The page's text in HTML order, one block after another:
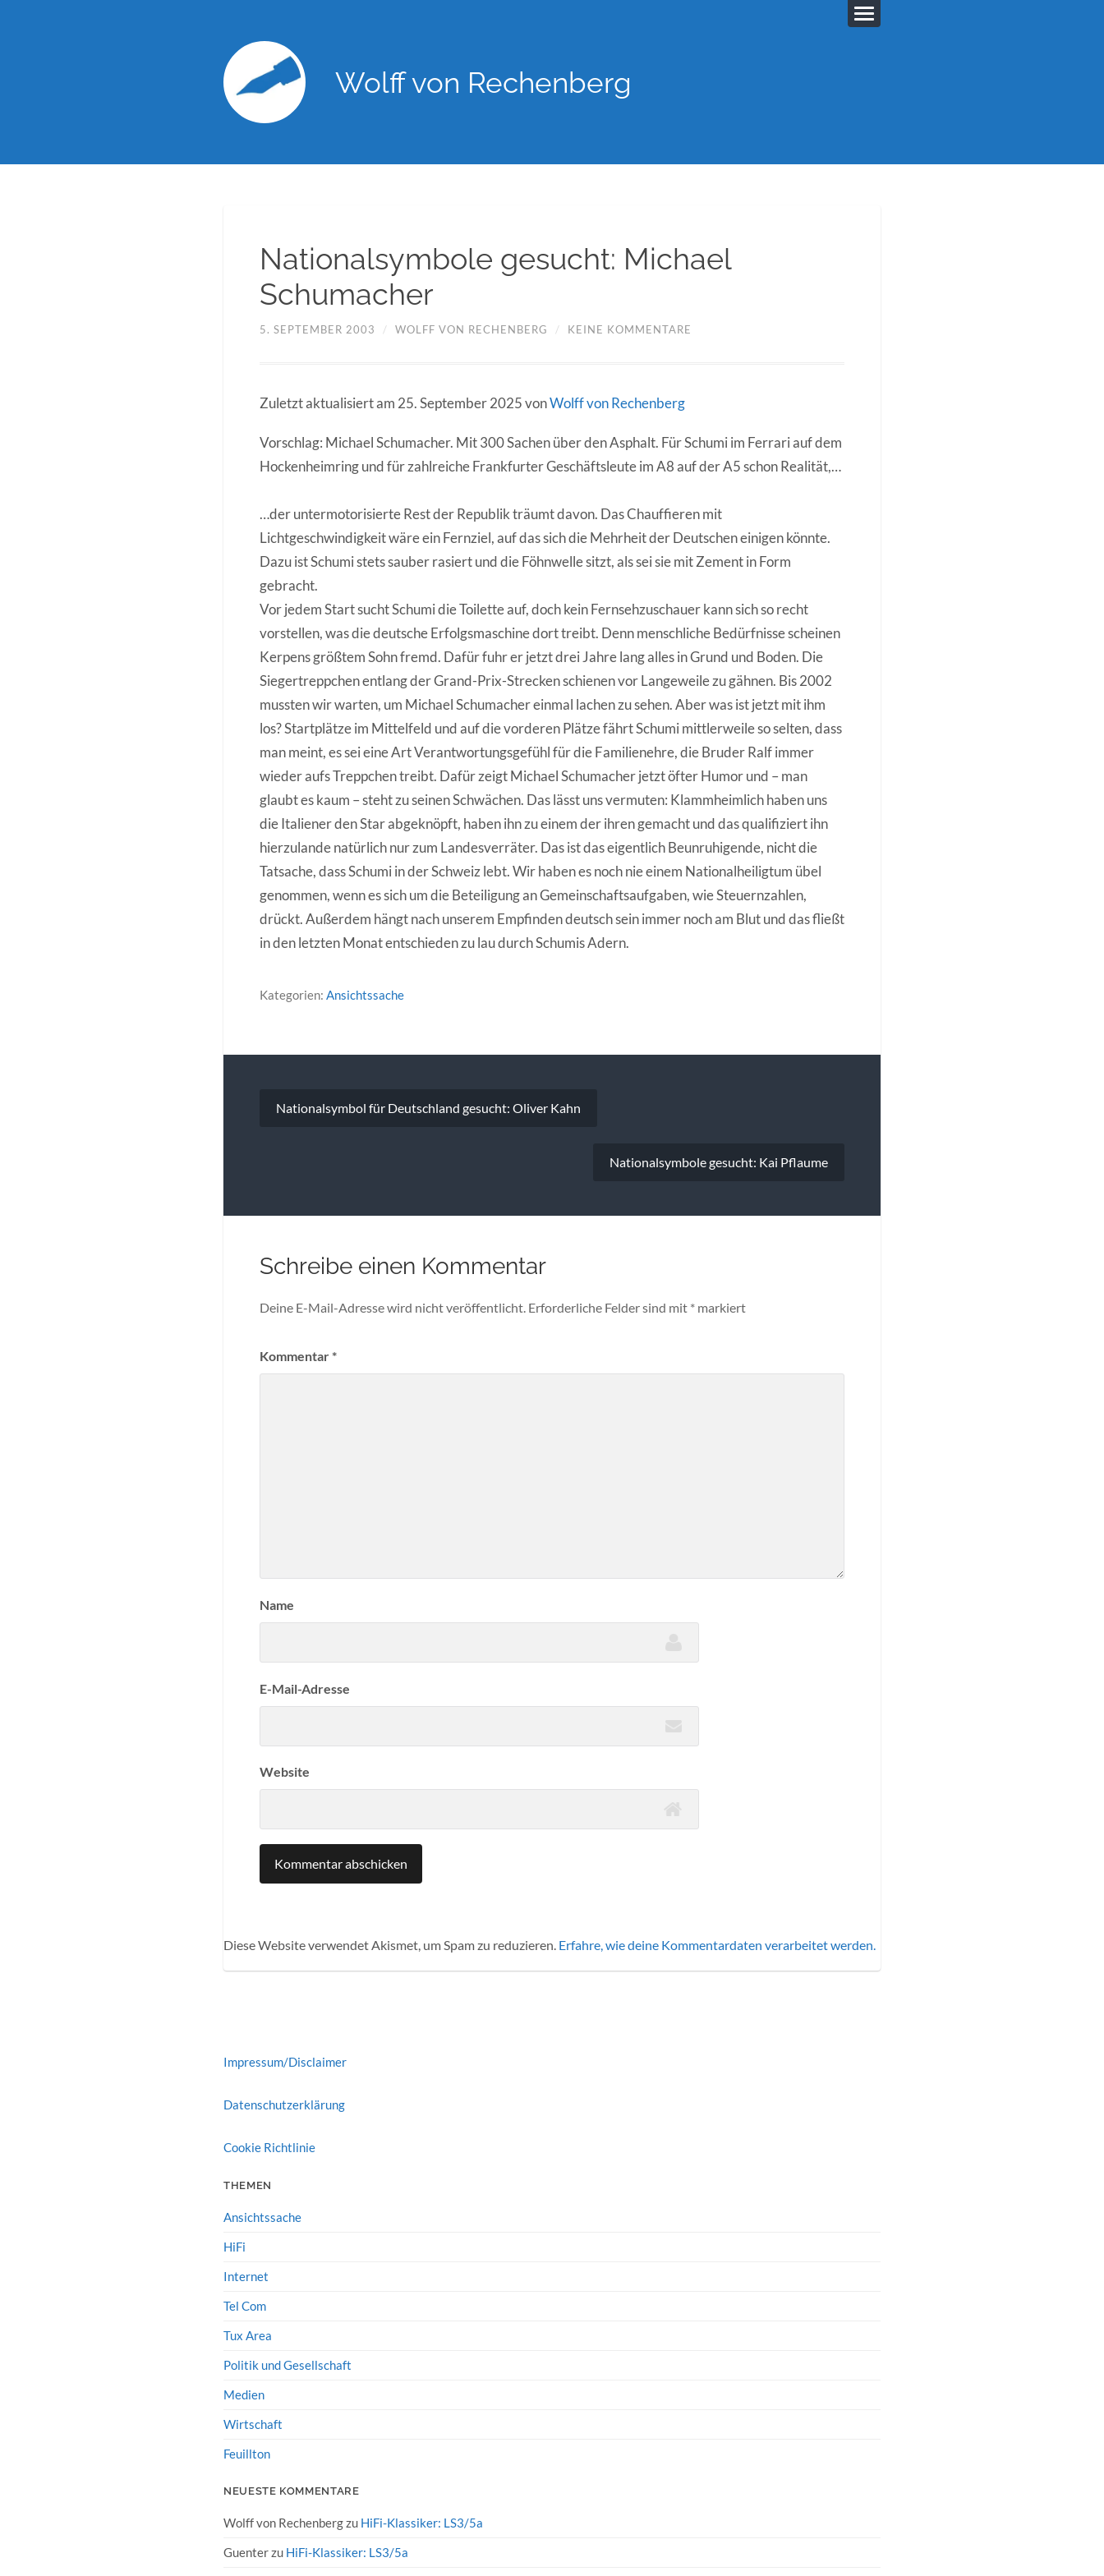
Wolff von Rechenberg
Nationalsymbole gesucht: Michael
Schumacher
5. SEPTEMBER 2003 / WOLFF VON RECHENBERG / KEINE KOMMENTARE
Zuletzt aktualisiert am 25. September 2025 vonWolff von Rechenberg
Vorschlag: Michael Schumacher. Mit 300 Sachen über den Asphalt. Für Schumi im Ferrari auf dem
Hockenheimring und für zahlreiche Frankfurter Geschäftsleute im A8 auf der A5 schon Realität,…
…der untermotorisierte Rest der Republik träumt davon. Das Chauffieren mit
Lichtgeschwindigkeit wäre ein Fernziel, auf das sich die Mehrheit der Deutschen einigen könnte.
Dazu ist Schumi stets sauber rasiert und die Föhnwelle sitzt, als sei sie mit Zement in Form
gebracht.
Vor jedem Start sucht Schumi die Toilette auf, doch kein Fernsehzuschauer kann sich so recht
vorstellen, was die deutsche Erfolgsmaschine dort treibt. Denn menschliche Bedürfnisse scheinen
Kerpens größtem Sohn fremd. Dafür fuhr er jetzt drei Jahre lang alles in Grund und Boden. Die
Siegertreppchen entlang der Grand-Prix-Strecken schienen vor Langeweile zu gähnen. Bis 2002
mussten wir warten, um Michael Schumacher einmal lachen zu sehen. Aber was ist jetzt mit ihm
los? Startplätze im Mittelfeld und auf die vorderen Plätze fährt Schumi mittlerweile so selten, dass
man meint, es sei eine Art Verantwortungsgefühl für die Familienehre, die Bruder Ralf immer
wieder aufs Treppchen treibt. Dafür zeigt Michael Schumacher jetzt öfter Humor und – man
glaubt es kaum – steht zu seinen Schwächen. Das lässt uns vermuten: Klammheimlich haben uns
die Italiener den Star abgeknöpft, haben ihn zu einem der ihren gemacht und das qualifiziert ihn
hierzulande natürlich nur zum Landesverräter. Das ist das eigentlich Beunruhigende, nicht die
Tatsache, dass Schumi in der Schweiz lebt. Wir haben es noch nie einem Nationalheiligtum übel
genommen, wenn es sich um die Beteiligung an Gemeinschaftsaufgaben, wie Steuernzahlen,
drückt. Außerdem hängt nach unserem Empfinden deutsch sein immer noch am Blut und das fließt
in den letzten Monat entschieden zu lau durch Schumis Adern.
Kategorien: Ansichtssache
Nationalsymbol für Deutschland gesucht: Oliver Kahn
Nationalsymbole gesucht: Kai Pflaume
Schreibe einen Kommentar
Deine E-Mail-Adresse wird nicht veröffentlicht. Erforderliche Felder sind mit * markiert
Kommentar*
Name
E-Mail-Adresse
Website
Diese Website verwendet Akismet, um Spam zu reduzieren. Erfahre, wie deine Kommentardaten verarbeitet werden.
Impressum/Disclaimer
Datenschutzerklärung
Cookie Richtlinie
THEMEN
Ansichtssache
HiFi
Internet
Tel Com
Tux Area
Politik und Gesellschaft
Medien
Wirtschaft
Feuillton
NEUESTE KOMMENTARE
Wolff von Rechenbergzu HiFi-Klassiker: LS3/5a
Guenterzu HiFi-Klassiker: LS3/5a